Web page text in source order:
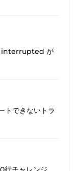
interrupted が
できないトラ